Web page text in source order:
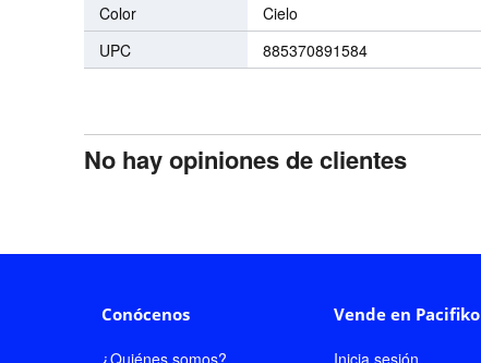
Color
Cielo
UPC
885370891584
No hay opiniones de clientes
Conócenos Vende en Pacifiko